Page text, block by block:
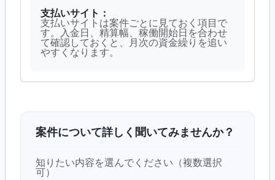
支払いサイト：
支払いサイトは案件ごとに見ておく項目で
す。入金日、精算幅、稼働開始日を合わせ
て確認しておくと、月次の資金繰りを追い
やすくなります。
案件について詳しく聞いてみませんか？
知りたい内容を選んでください（複数選択
可）